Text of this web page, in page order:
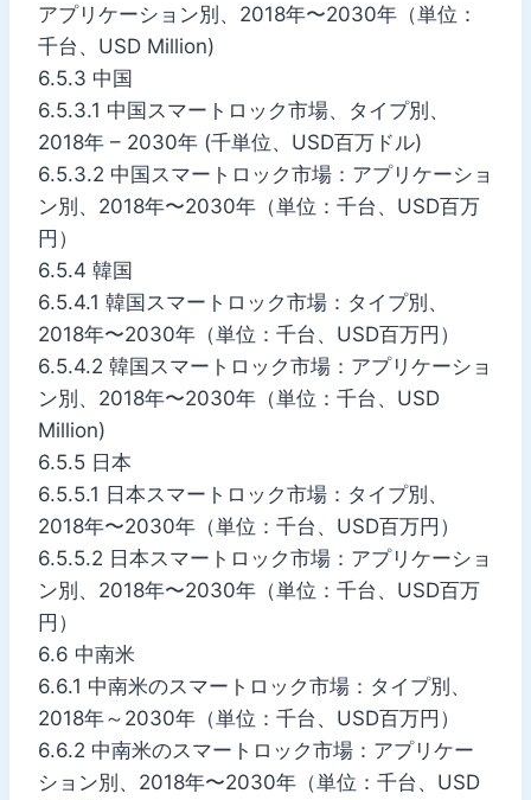
アプリケーション別、2018年〜2030年（単位：
千台、USD Million)
6.5.3 中国
6.5.3.1 中国スマートロック市場、タイプ別、
2018年 – 2030年 (千単位、USD百万ドル)
6.5.3.2 中国スマートロック市場：アプリケーショ
ン別、2018年〜2030年（単位：千台、USD百万
円）
6.5.4 韓国
6.5.4.1 韓国スマートロック市場：タイプ別、
2018年〜2030年（単位：千台、USD百万円）
6.5.4.2 韓国スマートロック市場：アプリケーショ
ン別、2018年〜2030年（単位：千台、USD
Million)
6.5.5 日本
6.5.5.1 日本スマートロック市場：タイプ別、
2018年〜2030年（単位：千台、USD百万円）
6.5.5.2 日本スマートロック市場：アプリケーショ
ン別、2018年〜2030年（単位：千台、USD百万
円）
6.6 中南米
6.6.1 中南米のスマートロック市場：タイプ別、
2018年～2030年（単位：千台、USD百万円）
6.6.2 中南米のスマートロック市場：アプリケー
ション別、2018年〜2030年（単位：千台、USD